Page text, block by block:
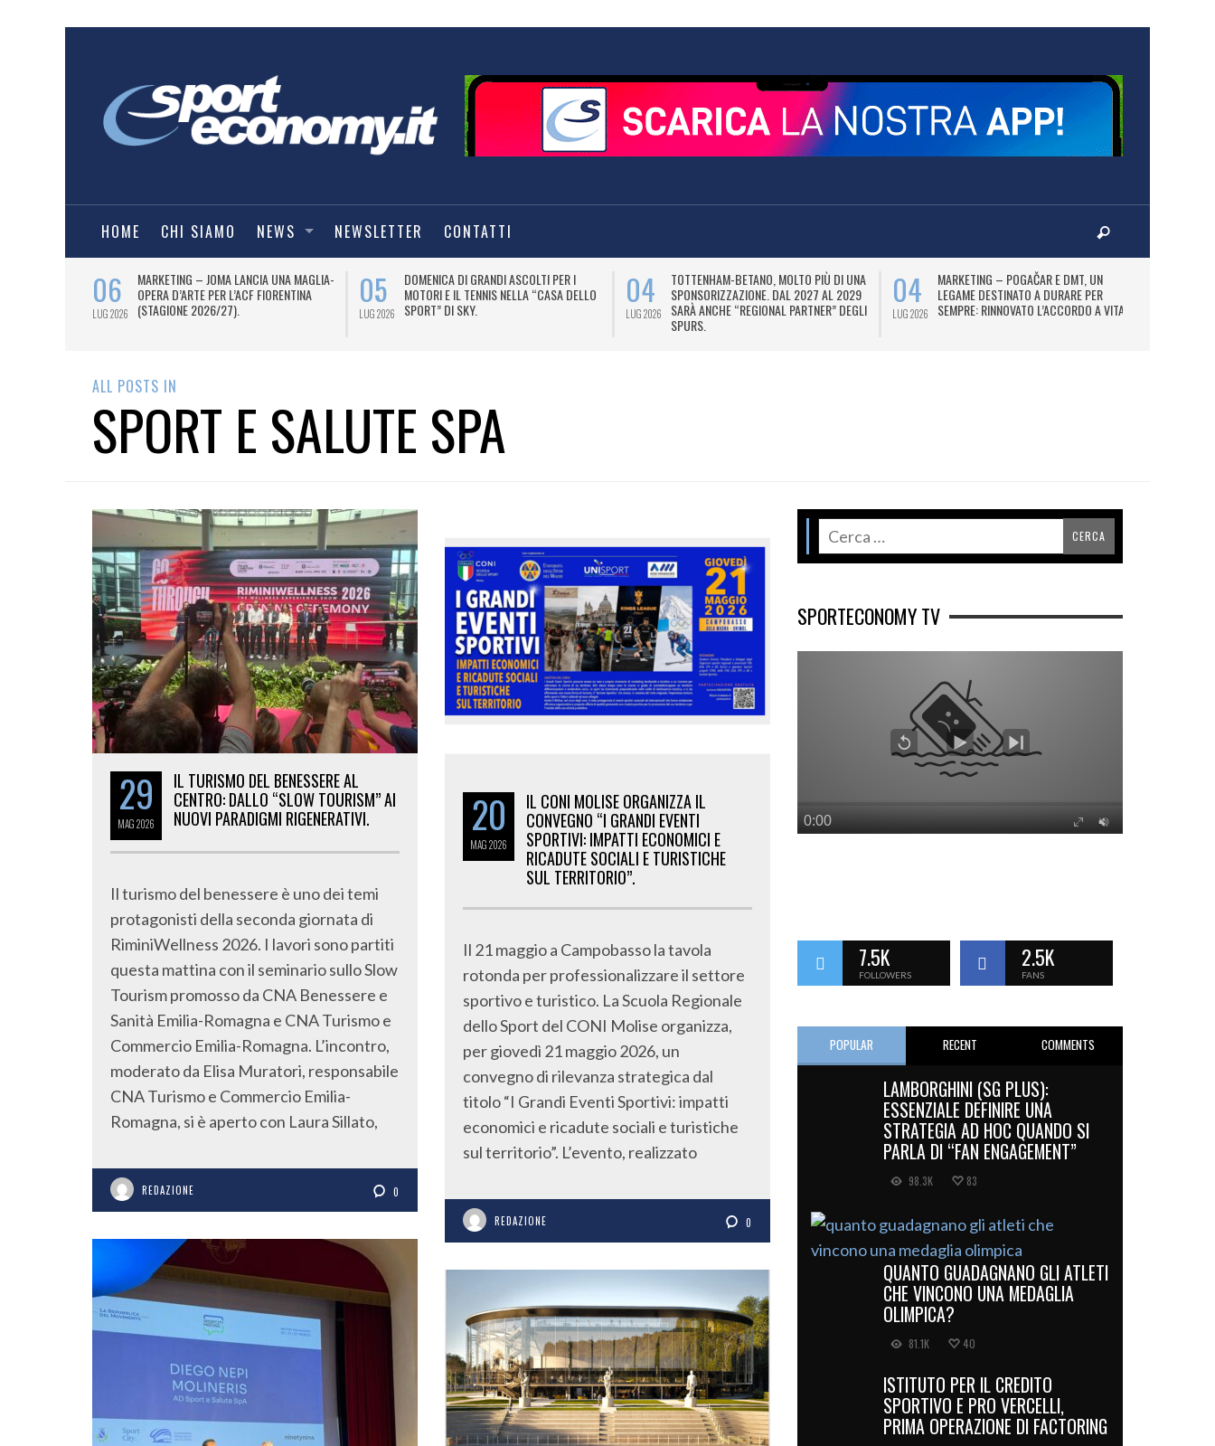
HOME CHI SIAMO NEWS NEWSLETTER CONTATTI
06
LUG 2026
MARKETING – JOMA LANCIA UNA MAGLIA-
OPERA D’ARTE PER L’ACF FIORENTINA
(STAGIONE 2026/27).
05
LUG 2026
DOMENICA DI GRANDI ASCOLTI PER I
MOTORI E IL TENNIS NELLA “CASA DELLO
SPORT” DI SKY.
04
LUG 2026
TOTTENHAM-BETANO, MOLTO PIÙ DI UNA
SPONSORIZZAZIONE. DAL 2027 AL 2029
SARÀ ANCHE “REGIONAL PARTNER” DEGLI
SPURS.
04
LUG 2026
MARKETING – POGAČAR E DMT, UN
LEGAME DESTINATO A DURARE PER
SEMPRE: RINNOVATO L’ACCORDO A VITA.
ALL POSTS IN
SPORT E SALUTE SPA
29
MAG2026
IL TURISMO DEL BENESSERE AL
CENTRO: DALLO “SLOW TOURISM” AI
NUOVI PARADIGMI RIGENERATIVI.
Il turismo del benessere è uno dei temi
protagonisti della seconda giornata di
RiminiWellness 2026. I lavori sono partiti
questa mattina con il seminario sullo Slow
Tourism promosso da CNA Benessere e
Sanità Emilia-Romagna e CNA Turismo e
Commercio Emilia-Romagna. L’incontro,
moderato da Elisa Muratori, responsabile
CNA Turismo e Commercio Emilia-
Romagna, si è aperto con Laura Sillato,
REDAZIONE 0
20
MAG2026
IL CONI MOLISE ORGANIZZA IL
CONVEGNO “I GRANDI EVENTI
SPORTIVI: IMPATTI ECONOMICI E
RICADUTE SOCIALI E TURISTICHE
SUL TERRITORIO”.
Il 21 maggio a Campobasso la tavola
rotonda per professionalizzare il settore
sportivo e turistico. La Scuola Regionale
dello Sport del CONI Molise organizza,
per giovedì 21 maggio 2026, un
convegno di rilevanza strategica dal
titolo “I Grandi Eventi Sportivi: impatti
economici e ricadute sociali e turistiche
sul territorio”. L’evento, realizzato
REDAZIONE 0
SPORTECONOMY TV
7.5K
FOLLOWERS
2.5K
FANS
POPULAR RECENT COMMENTS
LAMBORGHINI (SG PLUS):
ESSENZIALE DEFINIRE UNA
STRATEGIA AD HOC QUANDO SI
PARLA DI “FAN ENGAGEMENT”
98.3K 83
QUANTO GUADAGNANO GLI ATLETI
CHE VINCONO UNA MEDAGLIA
OLIMPICA?
81.1K 40
ISTITUTO PER IL CREDITO
SPORTIVO E PRO VERCELLI,
PRIMA OPERAZIONE DI FACTORING